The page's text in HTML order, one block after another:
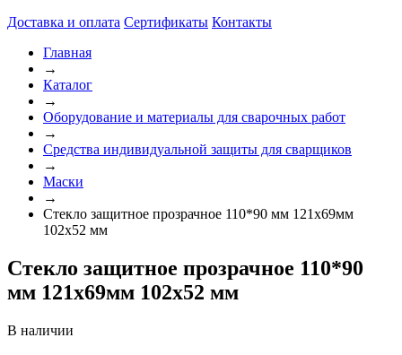
Доставка и оплата Сертификаты Контакты
Главная
→
Каталог
→
Оборудование и материалы для сварочных работ
→
Средства индивидуальной защиты для сварщиков
→
Маски
→
Стекло защитное прозрачное 110*90 мм 121х69мм
102х52 мм
Стекло защитное прозрачное 110*90
мм 121х69мм 102х52 мм
В наличии